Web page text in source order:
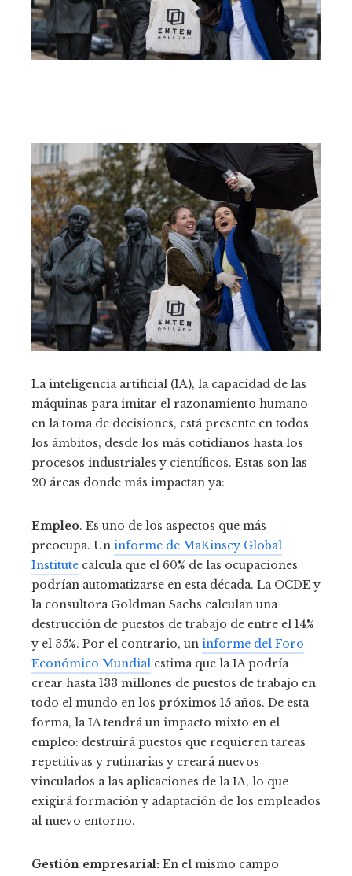
La inteligencia artificial (IA), la capacidad de las
máquinas para imitar el razonamiento humano
en la toma de decisiones, está presente en todos
los ámbitos, desde los más cotidianos hasta los
procesos industriales y científicos. Estas son las
20 áreas donde más impactan ya:
Empleo. Es uno de los aspectos que más
preocupa. Un informe de MaKinsey Global
Institute calcula que el 60% de las ocupaciones
podrían automatizarse en esta década. La OCDE y
la consultora Goldman Sachs calculan una
destrucción de puestos de trabajo de entre el 14%
y el 35%. Por el contrario, un informe del Foro
Económico Mundial estima que la IA podría
crear hasta 133 millones de puestos de trabajo en
todo el mundo en los próximos 15 años. De esta
forma, la IA tendrá un impacto mixto en el
empleo: destruirá puestos que requieren tareas
repetitivas y rutinarias y creará nuevos
vinculados a las aplicaciones de la IA, lo que
exigirá formación y adaptación de los empleados
al nuevo entorno.
Gestión empresarial: En el mismo campo